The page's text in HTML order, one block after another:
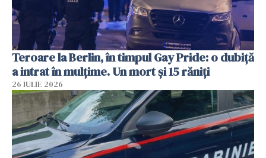
Teroare la Berlin, în timpul Gay Pride: o dubiță
a intrat în mulțime. Un mort și 15 răniți
26 IULIE 2026